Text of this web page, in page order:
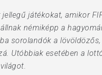
játékokat, amikor
némiképp a
sorolandók a lövöldözős,
Utóbbiak esetében a